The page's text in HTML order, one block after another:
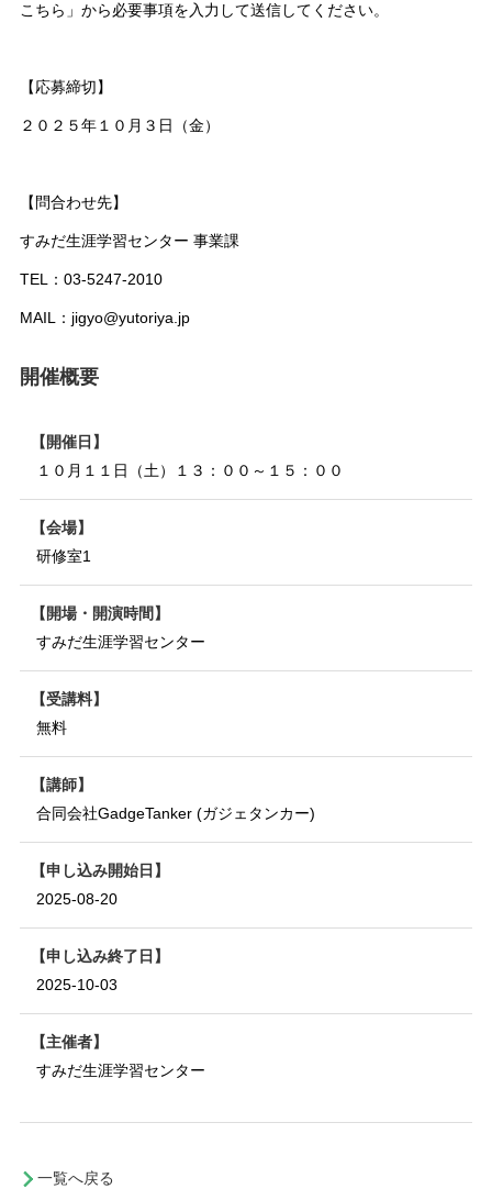
こちら」から必要事項を入力して送信してください。
【応募締切】
２０２５年１０月３日（金）
【問合わせ先】
すみだ生涯学習センター 事業課
TEL：03-5247-2010
MAIL：jigyo@yutoriya.jp
開催概要
開催日
１０月１１日（土）１３：００～１５：００
会場
研修室1
開場・開演時間
すみだ生涯学習センター
受講料
無料
講師
合同会社GadgeTanker (ガジェタンカー)
申し込み開始日
2025-08-20
申し込み終了日
2025-10-03
主催者
すみだ生涯学習センター
一覧へ戻る